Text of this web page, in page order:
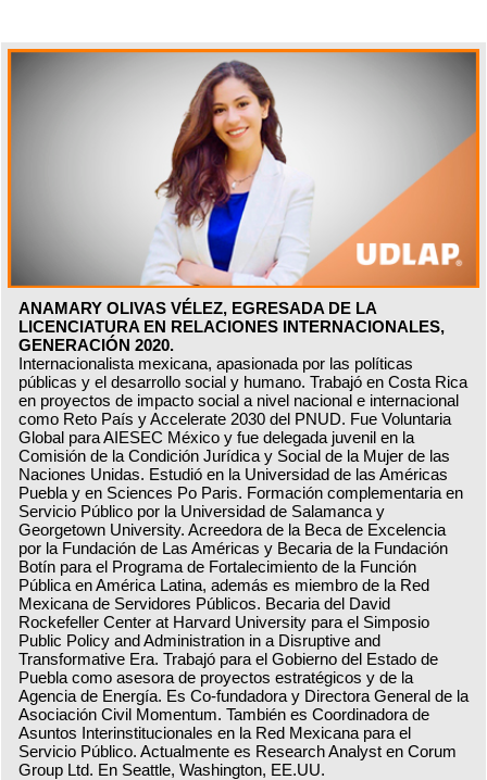
ANAMARY OLIVAS VÉLEZ, EGRESADA DE LA
LICENCIATURA EN RELACIONES INTERNACIONALES,
GENERACIÓN 2020.
Internacionalista mexicana, apasionada por las políticas
públicas y el desarrollo social y humano. Trabajó en Costa Rica
en proyectos de impacto social a nivel nacional e internacional
como Reto País y Accelerate 2030 del PNUD. Fue Voluntaria
Global para AIESEC México y fue delegada juvenil en la
Comisión de la Condición Jurídica y Social de la Mujer de las
Naciones Unidas. Estudió en la Universidad de las Américas
Puebla y en Sciences Po Paris. Formación complementaria en
Servicio Público por la Universidad de Salamanca y
Georgetown University. Acreedora de la Beca de Excelencia
por la Fundación de Las Américas y Becaria de la Fundación
Botín para el Programa de Fortalecimiento de la Función
Pública en América Latina, además es miembro de la Red
Mexicana de Servidores Públicos. Becaria del David
Rockefeller Center at Harvard University para el Simposio
Public Policy and Administration in a Disruptive and
Transformative Era. Trabajó para el Gobierno del Estado de
Puebla como asesora de proyectos estratégicos y de la
Agencia de Energía. Es Co-fundadora y Directora General de la
Asociación Civil Momentum. También es Coordinadora de
Asuntos Interinstitucionales en la Red Mexicana para el
Servicio Público. Actualmente es Research Analyst en Corum
Group Ltd. En Seattle, Washington, EE.UU.